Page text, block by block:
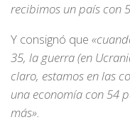
recibimos un país con
Y consignó que
35, la guerra (en
claro, estamos en las
una economía con 54
más».